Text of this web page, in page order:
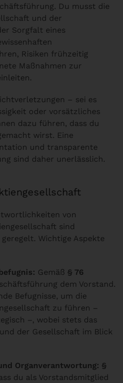
Du musst die
und der
Sorgfalt eines
Risiken frühzeitig
Maßnahmen zur
– sei es
oder vorsätzliches
dazu führen, dass du
wirst. Eine
und transparente
sind daher unerlässlich.
von
sind
geregelt. Wichtige Aspekte
Gemäß § 76
dem Vorstand.
Befugnisse, um die
zu führen –
–, wobei stets das
der Gesellschaft im Blick
Organverantwortung: §
du als Vorstandsmitglied